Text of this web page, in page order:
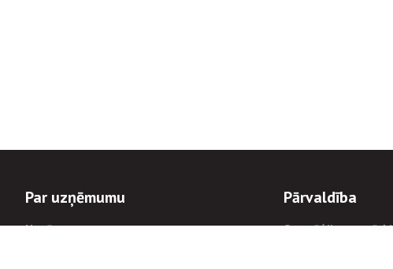
Par uzņēmumu
Uzņēmums
Pārvaldība
Stratēģija un mērķi